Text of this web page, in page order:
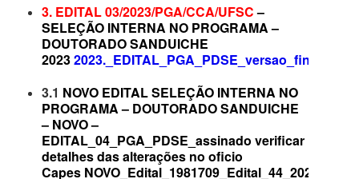
3. EDITAL 03/2023/PGA/CCA/UFSC–
SELEÇÃO INTERNA NO PROGRAMA –
DOUTORADO SANDUICHE
2023
3.1 NOVO EDITAL SELEÇÃO INTERNA NO
PROGRAMA – DOUTORADO SANDUICHE
– NOVO –
EDITAL_04_PGA_PDSE_assinado verificar
detalhes das alterações no oficio
Capes NOVO_Edital_1981709_Edital_44_2023